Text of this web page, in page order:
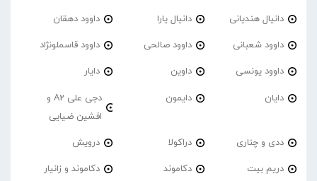
دانیال هندیانی دانیال یارا داوود دهقان
داوود شعبانی داوود صالحی داوود قاسملونژاد
داوود یونسی داوین دایار
دایان دایمون
دجی علی A2 و
افشین ضیایی
ددی و چناری دراکولا درویش
دریم بیت دکاموند دکاموند و زانیار